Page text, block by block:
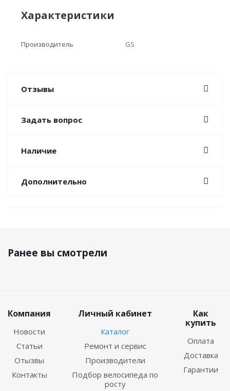
Характеристики
Производитель GS
Отзывы
Задать вопрос
Наличие
Дополнительно
Ранее вы смотрели
Компания
Новости
Статьи
Отызвы
Контакты
Личный кабинет
Каталог
Ремонт и сервис
Производители
Подбор велосипеда по
росту
Как
купить
Оплата
Доставка
Гарантии